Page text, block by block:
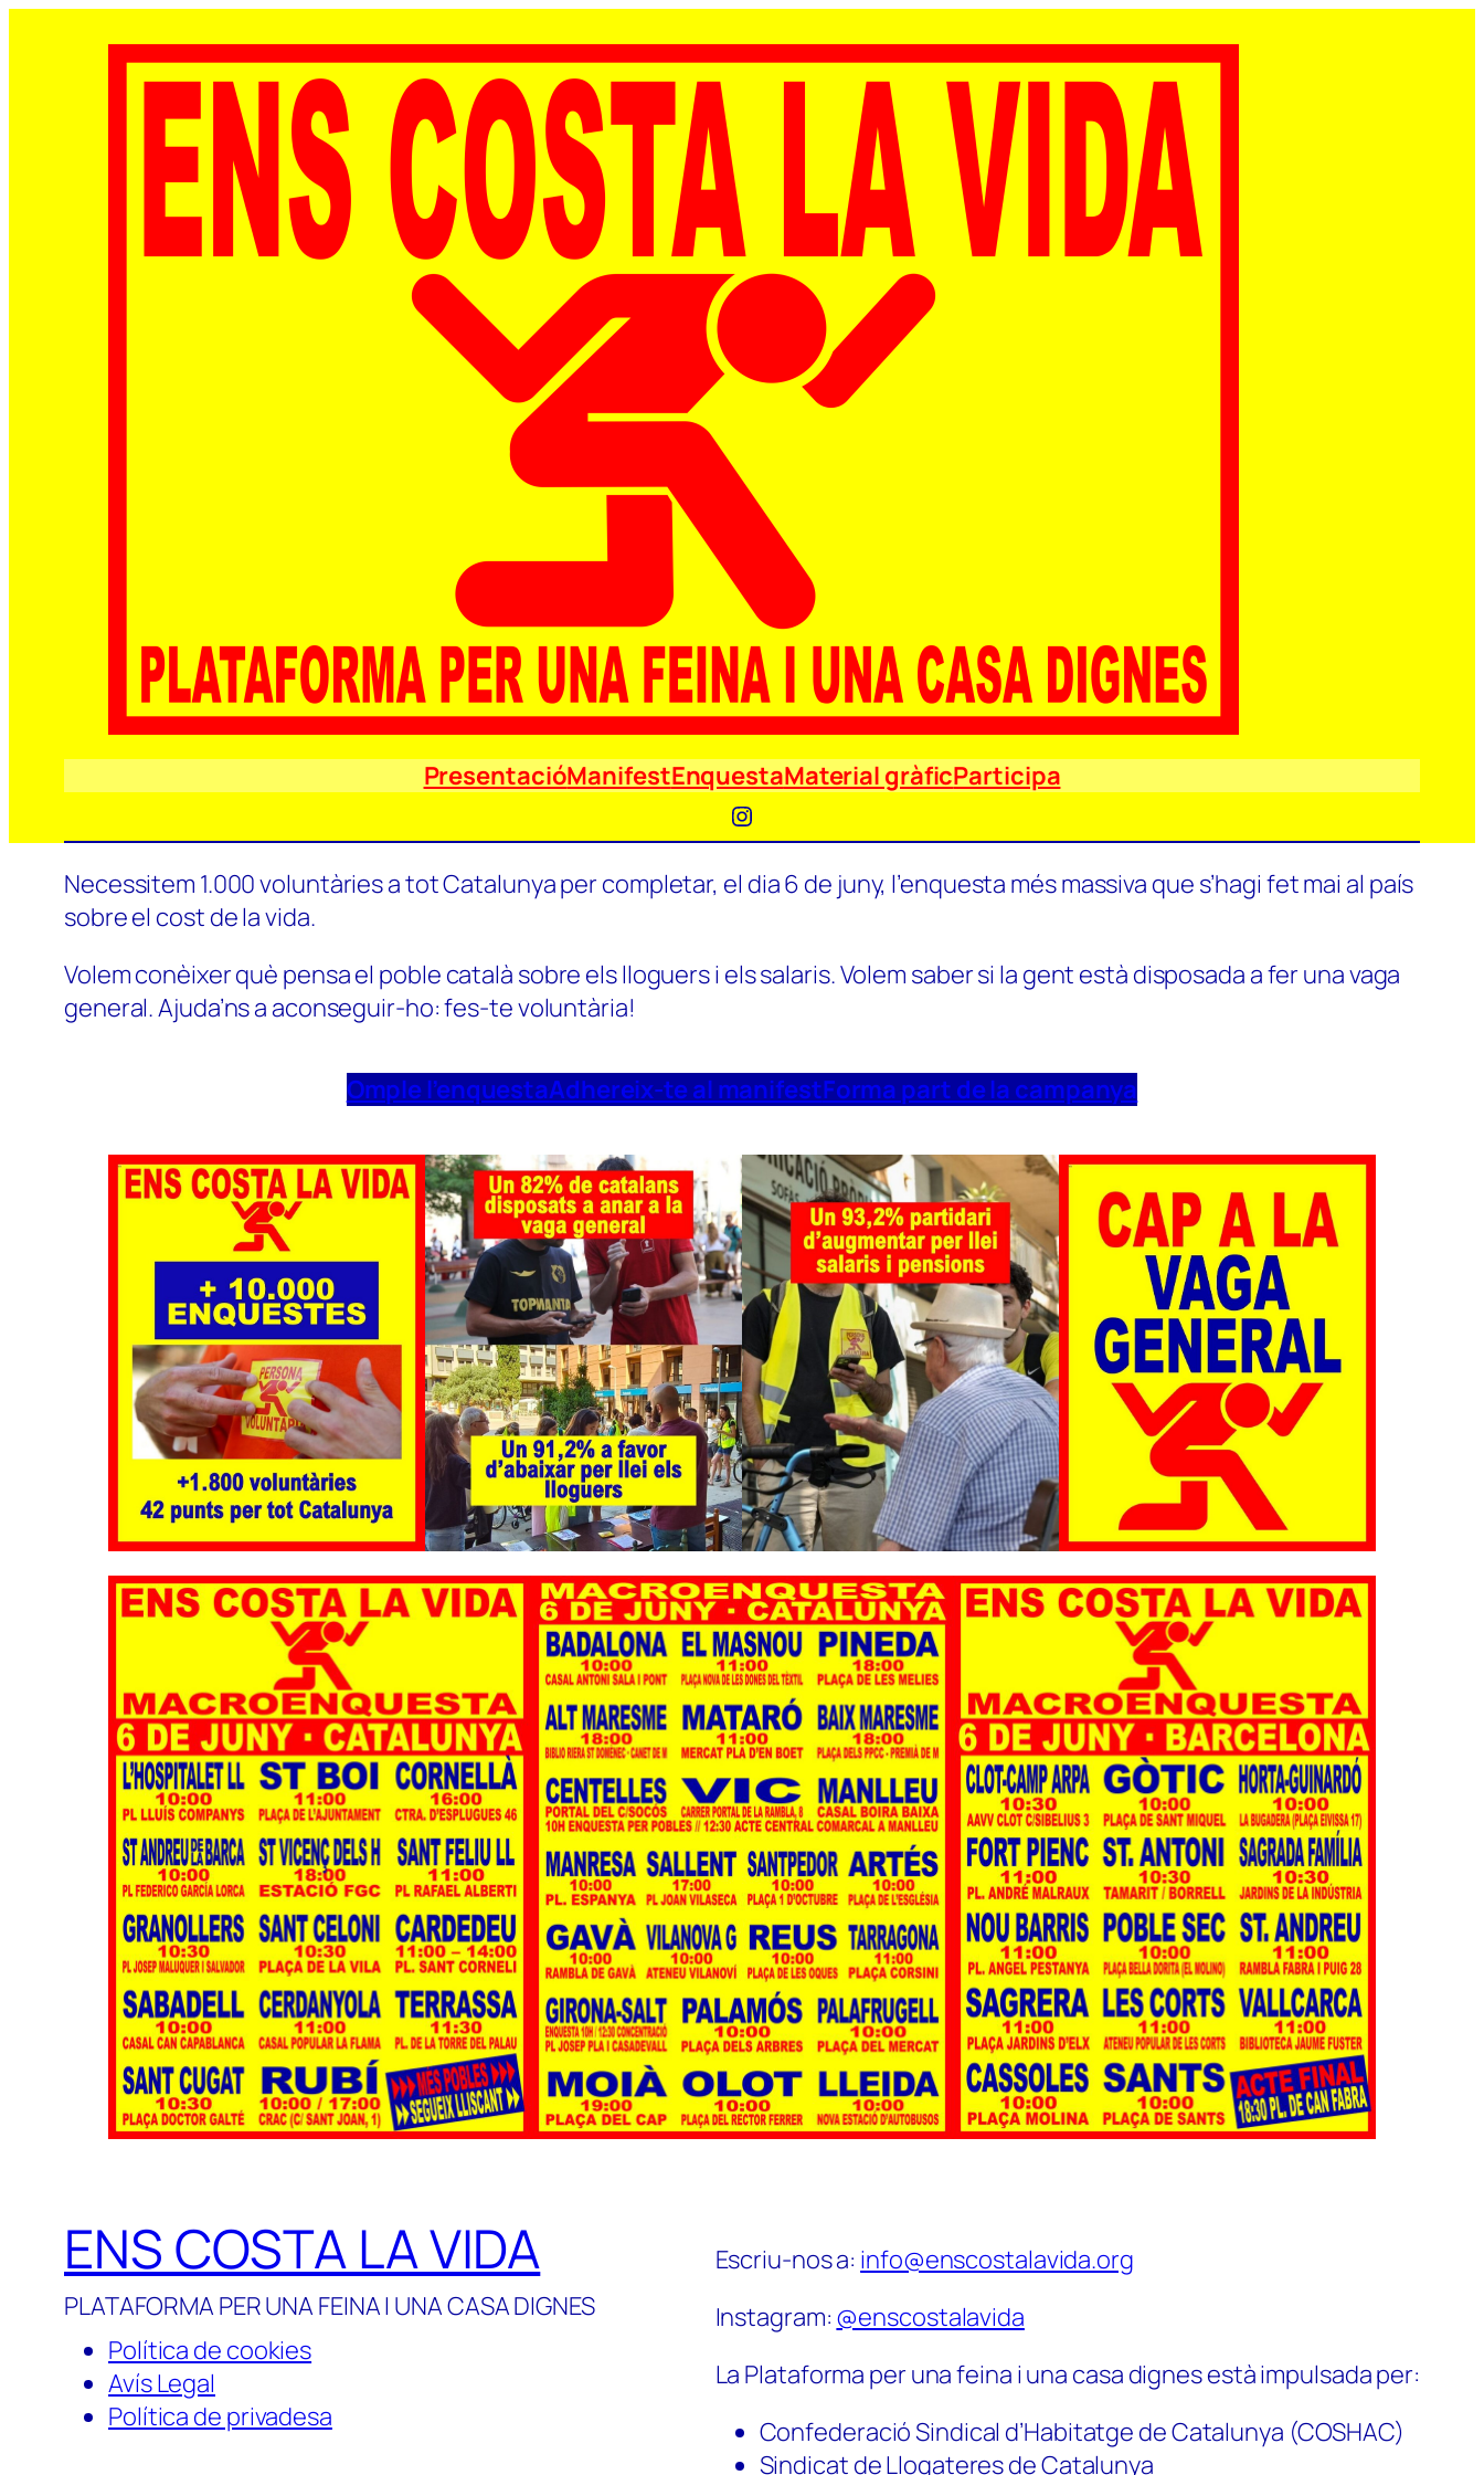
PresentacióManifestEnquestaMaterial gràficParticipa
Instagram
Necessitem 1.000 voluntàries a tot Catalunya per completar, el dia 6 de juny, l’enquesta més massiva que s’hagi fet mai al país
sobre el cost de la vida.
Volem conèixer què pensa el poble català sobre els lloguers i els salaris. Volem saber si la gent està disposada a fer una vaga
general. Ajuda’ns a aconseguir-ho: fes-te voluntària!
Omple l’enquestaAdhereix-te al manifestForma part de la campanya
ENS COSTA LA VIDA
PLATAFORMA PER UNA FEINA I UNA CASA DIGNES
Política de cookies
Avís Legal
Política de privadesa
Escriu-nos a: info@enscostalavida.org
Instagram: @enscostalavida
La Plataforma per una feina i una casa dignes està impulsada per:
Confederació Sindical d’Habitatge de Catalunya (COSHAC)
Sindicat de Llogateres de Catalunya